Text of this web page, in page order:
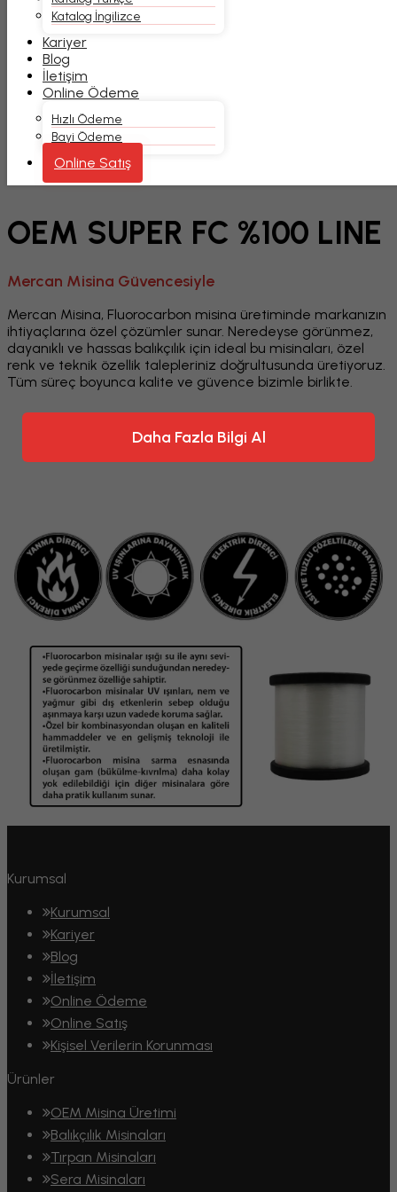
Katalog İngilizce
Kariyer
Blog
İletişim
Online Ödeme
Hızlı Ödeme
Bayi Ödeme
Online Satış
OEM SUPER FC %100 LINE
OEM SUPER FC %100 LINE
Mercan Misina Güvencesiyle
Mercan Misina, Fluorocarbon misina üretiminde markanızın
ihtiyaçlarına özel çözümler sunar. Neredeyse görünmez,
dayanıklı ve hassas balıkçılık için ideal bu misinaları, özel
renk ve teknik özellik talepleriniz doğrultusunda üretiyoruz.
Tüm süreç boyunca kalite ve güvence bizimle birlikte.
Daha Fazla Bilgi Al
Kurumsal
Kurumsal
Kariyer
Blog
İletişim
Online Ödeme
Online Satış
Kişisel Verilerin Korunması
Ürünler
OEM Misina Üretimi
Balıkçılık Misinaları
Tırpan Misinaları
Sera Misinaları